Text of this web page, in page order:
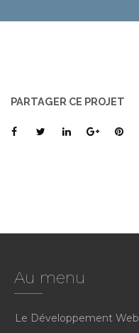
PARTAGER CE PROJET
Au menu
Le Développement Web